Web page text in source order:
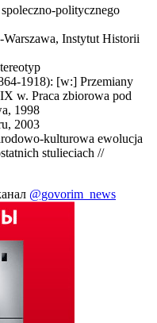
politycznego
Instytut Historii
1918): [w:] Przemiany
w. Praca zbiorowa pod
1998
2003
kulturowa ewolucja
stulieciach //
@govorim_news